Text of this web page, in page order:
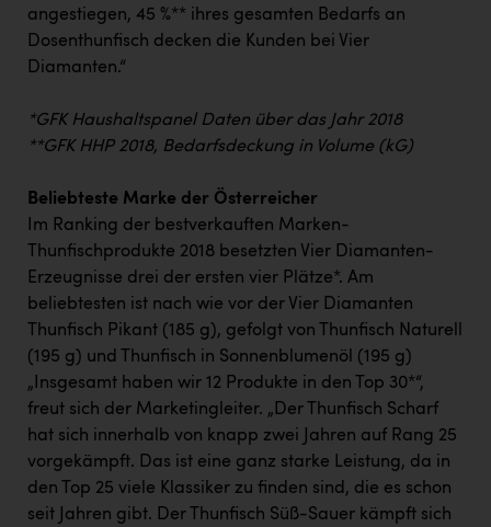
SCRI - Salzburg Cancer Research Institute
SCHMACHTL GmbH
TGW Logistics
TRAILOMAT & Cycling Austria
VERITAS
Vier Diamanten
Vorlagenportal
Wir besiegen Krebs
Wirtschaftskammer OÖ
angestiegen, 45 %** ihres gesamten Bedarfs an
Dosenthunfisch decken die Kunden bei Vier
Diamanten.“
*GFK Haushaltspanel Daten über das Jahr 2018
**GFK HHP 2018, Bedarfsdeckung in Volume (kG)
Beliebteste Marke der Österreicher
Im Ranking der bestverkauften Marken-
Thunfischprodukte 2018 besetzten Vier Diamanten-
Erzeugnisse drei der ersten vier Plätze*. Am
beliebtesten ist nach wie vor der Vier Diamanten
Thunfisch Pikant (185 g), gefolgt von Thunfisch Naturell
(195 g) und Thunfisch in Sonnenblumenöl (195 g)
„Insgesamt haben wir 12 Produkte in den Top 30*“,
freut sich der Marketingleiter. „Der Thunfisch Scharf
hat sich innerhalb von knapp zwei Jahren auf Rang 25
vorgekämpft. Das ist eine ganz starke Leistung, da in
den Top 25 viele Klassiker zu finden sind, die es schon
seit Jahren gibt. Der Thunfisch Süß-Sauer kämpft sich